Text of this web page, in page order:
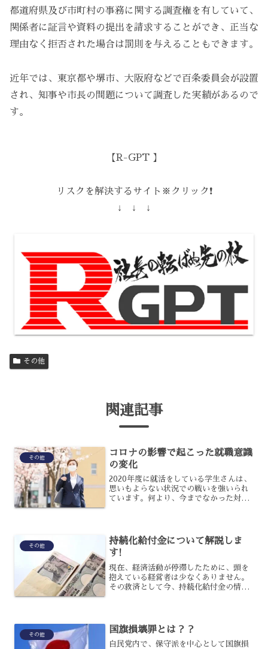
都道府県及び市町村の事務に関する調査権を有していて、
関係者に証言や資料の提出を請求することができ、正当な
理由なく拒否された場合は罰則を与えることもできます。
近年では、東京都や堺市、大阪府などで百条委員会が設置
され、知事や市長の問題について調査した実績があるので
す。
【R-GPT 】
リスクを解決するサイト※クリック❗️
↓ ↓ ↓
その他
関連記事
その他
コロナの影響で起こった就職意識
の変化
2020年度に就活をしている学生さんは、
思いもよらない状況での戦いを強いられ
ています。何より、今までなかった対応
んの意見を経営者の...
その他
持続化給付金について解説しま
す!
現在、経済活動が停滞したために、頭を
抱えている経営者は少なくありません。
その救済として今、持続化給付金の情報
かもしれません。まだ申...
その他 国旗損壊罪とは？？
自民党内で、保守派を中心として国旗損